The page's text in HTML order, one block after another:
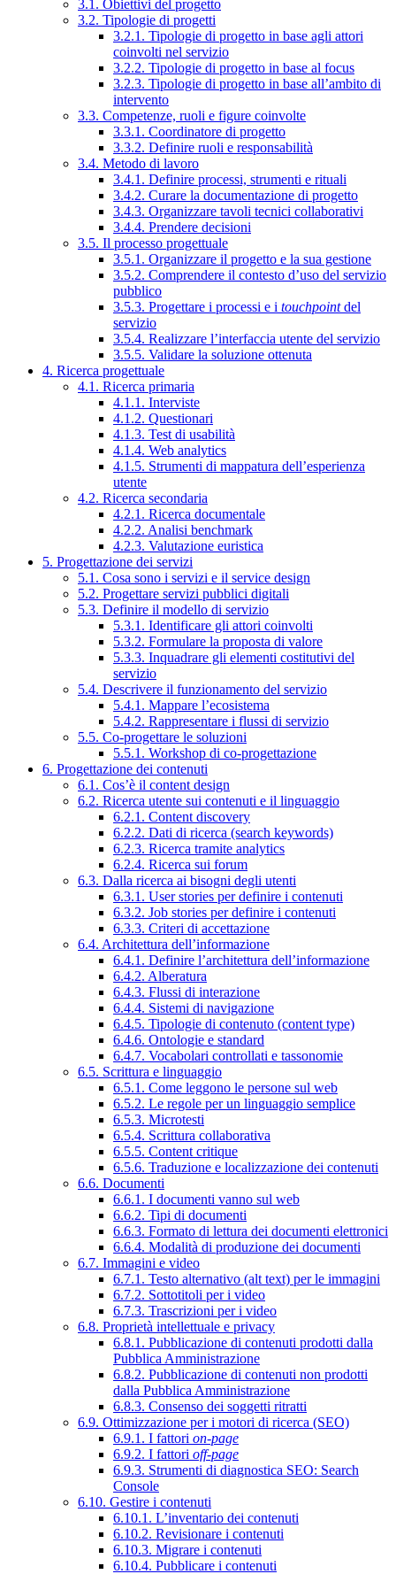
3.1. Obiettivi del progetto
3.2. Tipologie di progetti
3.2.1. Tipologie di progetto in base agli attori
coinvolti nel servizio
3.2.2. Tipologie di progetto in base al focus
3.2.3. Tipologie di progetto in base all’ambito di
intervento
3.3. Competenze, ruoli e figure coinvolte
3.3.1. Coordinatore di progetto
3.3.2. Definire ruoli e responsabilità
3.4. Metodo di lavoro
3.4.1. Definire processi, strumenti e rituali
3.4.2. Curare la documentazione di progetto
3.4.3. Organizzare tavoli tecnici collaborativi
3.4.4. Prendere decisioni
3.5. Il processo progettuale
3.5.1. Organizzare il progetto e la sua gestione
3.5.2. Comprendere il contesto d’uso del servizio
pubblico
3.5.3. Progettare i processi e i touchpointdel
servizio
3.5.4. Realizzare l’interfaccia utente del servizio
3.5.5. Validare la soluzione ottenuta
4. Ricerca progettuale
4.1. Ricerca primaria
4.1.1. Interviste
4.1.2. Questionari
4.1.3. Test di usabilità
4.1.4. Web analytics
4.1.5. Strumenti di mappatura dell’esperienza
utente
4.2. Ricerca secondaria
4.2.1. Ricerca documentale
4.2.2. Analisi benchmark
4.2.3. Valutazione euristica
5. Progettazione dei servizi
5.1. Cosa sono i servizi e il service design
5.2. Progettare servizi pubblici digitali
5.3. Definire il modello di servizio
5.3.1. Identificare gli attori coinvolti
5.3.2. Formulare la proposta di valore
5.3.3. Inquadrare gli elementi costitutivi del
servizio
5.4. Descrivere il funzionamento del servizio
5.4.1. Mappare l’ecosistema
5.4.2. Rappresentare i flussi di servizio
5.5. Co-progettare le soluzioni
5.5.1. Workshop di co-progettazione
6. Progettazione dei contenuti
6.1. Cos’è il content design
6.2. Ricerca utente sui contenuti e il linguaggio
6.2.1. Content discovery
6.2.2. Dati di ricerca (search keywords)
6.2.3. Ricerca tramite analytics
6.2.4. Ricerca sui forum
6.3. Dalla ricerca ai bisogni degli utenti
6.3.1. User stories per definire i contenuti
6.3.2. Job stories per definire i contenuti
6.3.3. Criteri di accettazione
6.4. Architettura dell’informazione
6.4.1. Definire l’architettura dell’informazione
6.4.2. Alberatura
6.4.3. Flussi di interazione
6.4.4. Sistemi di navigazione
6.4.5. Tipologie di contenuto (content type)
6.4.6. Ontologie e standard
6.4.7. Vocabolari controllati e tassonomie
6.5. Scrittura e linguaggio
6.5.1. Come leggono le persone sul web
6.5.2. Le regole per un linguaggio semplice
6.5.3. Microtesti
6.5.4. Scrittura collaborativa
6.5.5. Content critique
6.5.6. Traduzione e localizzazione dei contenuti
6.6. Documenti
6.6.1. I documenti vanno sul web
6.6.2. Tipi di documenti
6.6.3. Formato di lettura dei documenti elettronici
6.6.4. Modalità di produzione dei documenti
6.7. Immagini e video
6.7.1. Testo alternativo (alt text) per le immagini
6.7.2. Sottotitoli per i video
6.7.3. Trascrizioni per i video
6.8. Proprietà intellettuale e privacy
6.8.1. Pubblicazione di contenuti prodotti dalla
Pubblica Amministrazione
6.8.2. Pubblicazione di contenuti non prodotti
dalla Pubblica Amministrazione
6.8.3. Consenso dei soggetti ritratti
6.9. Ottimizzazione per i motori di ricerca (SEO)
6.9.1. I fattori on-page
6.9.2. I fattori off-page
6.9.3. Strumenti di diagnostica SEO: Search
Console
6.10. Gestire i contenuti
6.10.1. L’inventario dei contenuti
6.10.2. Revisionare i contenuti
6.10.3. Migrare i contenuti
6.10.4. Pubblicare i contenuti